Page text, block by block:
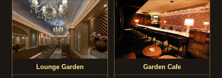
Lounge Garden Garden Cafe